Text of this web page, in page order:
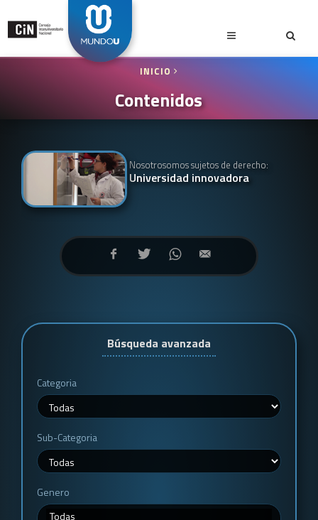
INICIO
Contenidos
Nosotrosomos sujetos de derecho:
Universidad innovadora
Búsqueda avanzada
Categoria
Sub-Categoria
Genero